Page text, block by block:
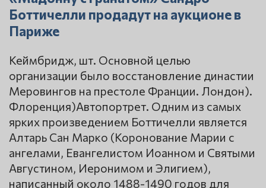
Боттичелли продадут на аукционе в
Париже
Кеймбридж, шт. Основной целью
организации было восстановление династии
Меровингов на престоле Франции. Лондон).
Флоренция)Автопортрет. Одним из самых
ярких произведением Боттичелли является
Алтарь Сан Марко (Коронование Марии с
ангелами, Евангелистом Иоанном и Святыми
Августином, Иеронимом и Элигием),
написанный около 1488-1490 годов для